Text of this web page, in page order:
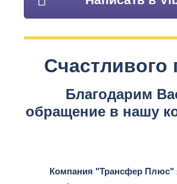
Счастливого
Благодарим
обращение в нашу
Компания "Трансфер Плюс"